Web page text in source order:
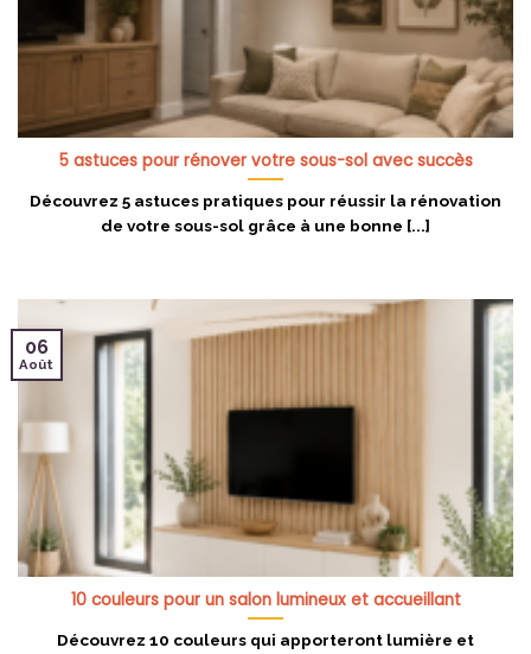
5 astuces pour rénover votre sous-sol avec succès
Découvrez 5 astuces pratiques pour réussir la rénovation
de votre sous-sol grâce à une bonne [...]
10 couleurs pour un salon lumineux et accueillant
Découvrez 10 couleurs qui apporteront lumière et
06
Août